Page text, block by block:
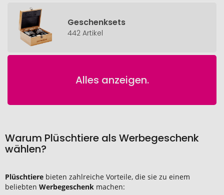
Geschenksets
442 Artikel
Alles anzeigen.
Warum Plüschtiere als Werbegeschenk
wählen?
Plüschtiere bieten zahlreiche Vorteile, die sie zu einem
beliebten Werbegeschenk machen: